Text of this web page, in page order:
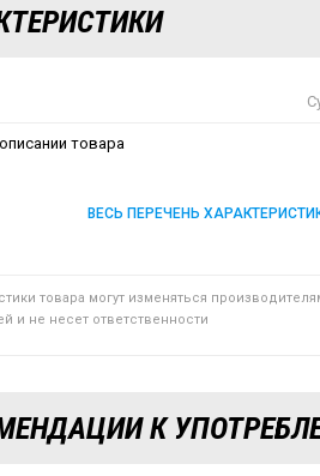
товара
ВЕСЬ ПЕРЕЧЕНЬ
товара могут изменяться
и не несет ответственности
К